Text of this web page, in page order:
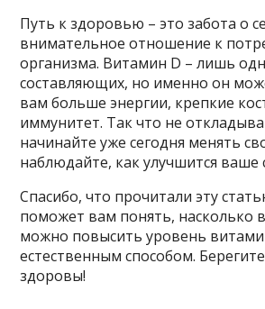
Путь к здоровью – это забота о
внимательное отношение к
организма. Витамин D – лишь
составляющих, но именно он
вам больше энергии, крепкие
иммунитет. Так что не
начинайте уже сегодня менять
наблюдайте, как улучшится ваше
Спасибо, что прочитали эту
поможет вам понять, насколько
можно повысить уровень
естественным способом.
здоровы!